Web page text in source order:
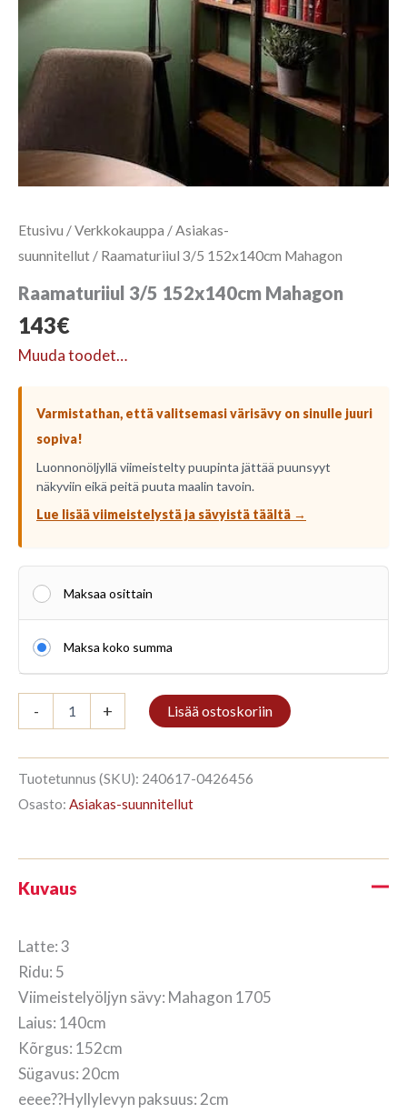
Etusivu /Verkkokauppa / Asiakas-
suunnitellut / Raamaturiiul 3/5 152x140cm Mahagon
Raamaturiiul 3/5 152x140cm Mahagon
143€
Muuda toodet…
Varmistathan, että valitsemasi värisävy on sinulle juuri
sopiva!
Luonnonöljyllä viimeistelty puupinta jättää puunsyyt
näkyviin eikä peitä puuta maalin tavoin.
Lue lisää viimeistelystä ja sävyistä täältä →
Maksaa osittain
Maksa koko summa
-
3/5
Mahagon
määrä
+ Lisää ostoskoriin
Tuotetunnus (SKU): 240617-0426456
Osasto: Asiakas-suunnitellut
Kuvaus
Latte: 3
Ridu: 5
Viimeistelyöljyn sävy: Mahagon 1705
Laius: 140cm
Kõrgus: 152cm
Sügavus: 20cm
eeee??Hyllylevyn paksuus: 2cm